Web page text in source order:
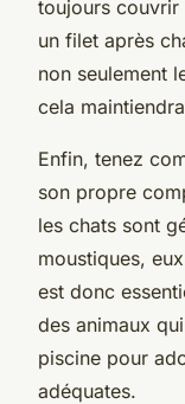
toujours couvrir
un filet après
non seulement
cela
Enfin, tenez
son propre
les chats sont
moustiques,
est donc
des animaux
piscine pour
adéquates.